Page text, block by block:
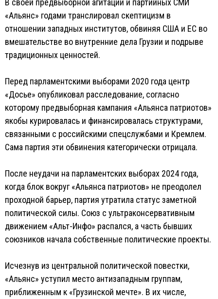
В своей предвыборной агитации и партийных СМИ
«Альянс» годами транслировал скептицизм в
отношении западных институтов, обвиняя США и ЕС во
вмешательстве во внутренние дела Грузии и подрыве
традиционных ценностей.
Перед парламентскими выборами 2020 года центр
«Досье» опубликовал расследование, согласно
которому предвыборная кампания «Альянса патриотов»
якобы курировалась и финансировалась структурами,
связанными с российскими спецслужбами и Кремлем.
Сама партия эти обвинения категорически отрицала.
После неудачи на парламентских выборах 2024 года,
когда блок вокруг «Альянса патриотов» не преодолел
проходной барьер, партия утратила статус заметной
политической силы. Союз с ультраконсервативным
движением «Альт-Инфо» распался, а часть бывших
союзников начала собственные политические проекты.
Исчезнув из центральной политической повестки,
«Альянс» уступил место антизападным группам,
приближенным к «Грузинской мечте». В их числе,